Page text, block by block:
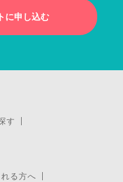
に申し込む
す
る方へ